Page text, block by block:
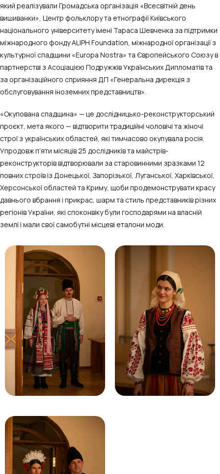
який реалізували Громадська організація «Всесвітній день
вишиванки», Центр фольклору та етнографії Київського
національного університету імені Тараса Шевченка за підтримки
міжнародного фонду ALIPH Foundation, міжнародної організації з
культурної спадщини «Europa Nostra» та Європейського Союзу в
партнерстві з Асоціацією Подружжів Українських Дипломатів та
за організаційного сприяння ДП «Генеральна дирекція з
обслуговування іноземних представництв».
«Окупована спадщина» — це дослідницько-реконструкторський
проєкт, мета якого — відтворити традиційні чоловічі та жіночі
строї з українських областей, які тимчасово окупувала росія.
Упродовж п’яти місяців 25 дослідників та майстрів-
реконструкторів відтворювали за старовинними зразками 12
повних строїв із Донецької, Запорізької, Луганської, Харківської,
Херсонської областей та Криму, щоби продемонструвати красу
давнього вбрання і прикрас, шарм та стиль представників різних
регіонів України, які споконвіку були господарями на власній
землі і мали свої самобутні місцеві еталони моди.